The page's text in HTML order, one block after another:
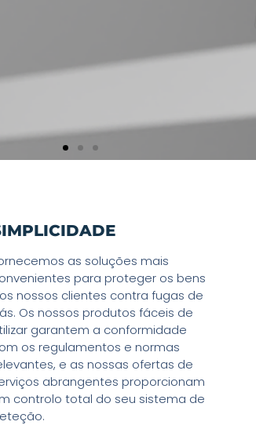
as soluções mais
para proteger os bens
nossos clientes contra fugas de
Os nossos produtos fáceis de
garantem a conformidade
os regulamentos e normas
e as nossas ofertas de
abrangentes proporcionam
controlo total do seu sistema de